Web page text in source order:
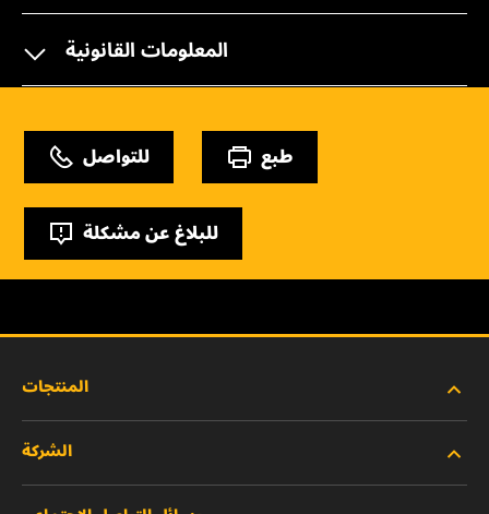
المعلومات القانونية
للتواصل طبع
للبلاغ عن مشكلة
المنتجات
المنتجات الجديدة
الشركة